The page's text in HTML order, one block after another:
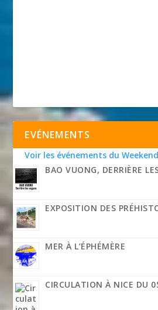
EVÉNEMENTS
Voir les événements du
BAO VUONG, DERRIÈRE
EXPOSITION DES
MER À L’ÉPHÉMÈRE
CIRCULATION À NICE DU